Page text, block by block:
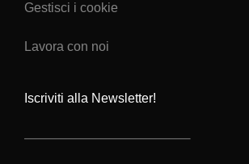
Gestisci i cookie
Lavora con noi
Iscriviti alla Newsletter!